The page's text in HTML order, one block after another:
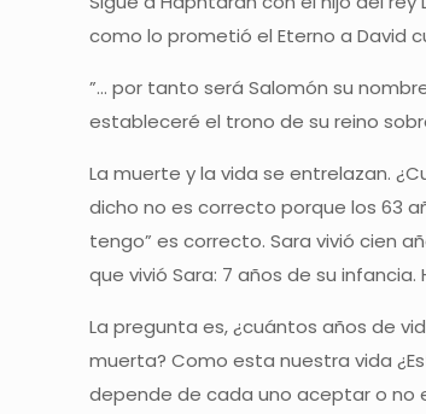
como lo prometió el Eterno a David
”… por tanto será Salomón su
estableceré el trono de su reino
La muerte y la vida se entrelazan.
dicho no es correcto porque los 63
tengo” es correcto. Sara vivió cien
que vivió Sara: 7 años de su
La pregunta es, ¿cuántos años de
muerta? Como esta nuestra vida
depende de cada uno aceptar o no